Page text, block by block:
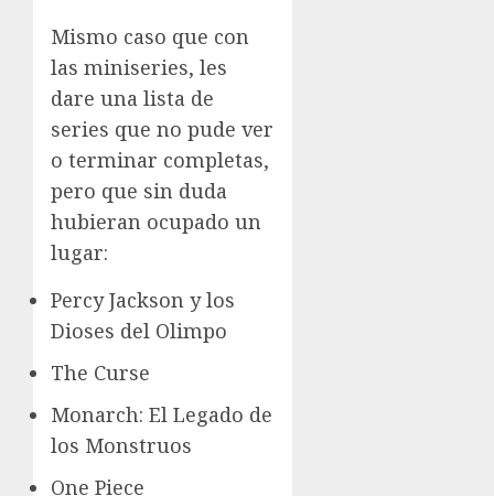
Mismo caso que con
las miniseries, les
dare una lista de
series que no pude ver
o terminar completas,
pero que sin duda
hubieran ocupado un
lugar:
Percy Jackson y los
Dioses del Olimpo
The Curse
Monarch: El Legado de
los Monstruos
One Piece